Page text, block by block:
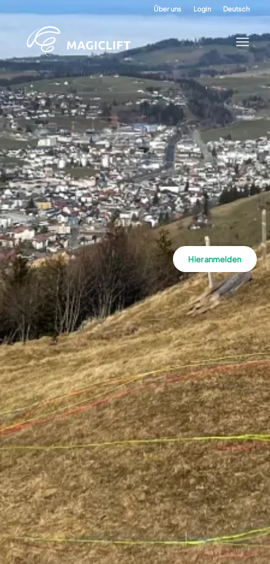
Über uns Login Deutsch
Hier anmelden